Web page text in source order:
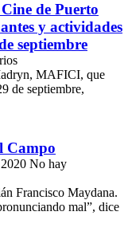
de Puerto
y actividades
septiembre
MAFICI, que
de septiembre,
Campo
No hay
Francisco Maydana.
mal”, dice